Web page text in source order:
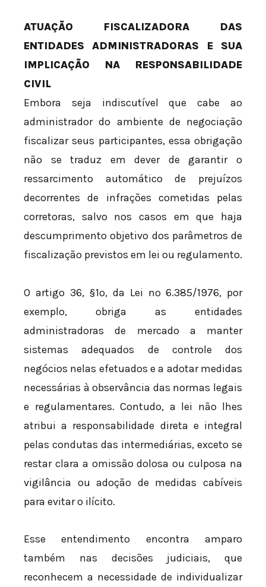
ATUAÇÃO FISCALIZADORA DAS
ENTIDADES ADMINISTRADORAS E SUA
IMPLICAÇÃO NA RESPONSABILIDADE
CIVIL
Embora seja indiscutível que cabe ao
administrador do ambiente de negociação
fiscalizar seus participantes, essa obrigação
não se traduz em dever de garantir o
ressarcimento automático de prejuízos
decorrentes de infrações cometidas pelas
corretoras, salvo nos casos em que haja
descumprimento objetivo dos parâmetros de
fiscalização previstos em lei ou regulamento.
O artigo 36, §1º, da Lei nº 6.385/1976, por
exemplo, obriga as entidades
administradoras de mercado a manter
sistemas adequados de controle dos
negócios nelas efetuados e a adotar medidas
necessárias à observância das normas legais
e regulamentares. Contudo, a lei não lhes
atribui a responsabilidade direta e integral
pelas condutas das intermediárias, exceto se
restar clara a omissão dolosa ou culposa na
vigilância ou adoção de medidas cabíveis
para evitar o ilícito.
Esse entendimento encontra amparo
também nas decisões judiciais, que
reconhecem a necessidade de individualizar